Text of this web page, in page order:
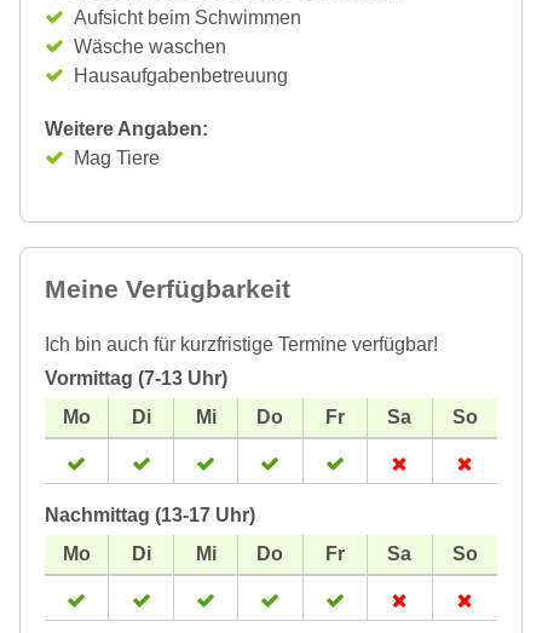
Aufsicht beim Schwimmen
Wäsche waschen
Hausaufgabenbetreuung
Weitere Angaben:
Mag Tiere
Meine Verfügbarkeit
Ich bin auch für kurzfristige Termine verfügbar!
Vormittag (7-13 Uhr)
Nachmittag (13-17 Uhr)